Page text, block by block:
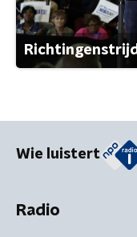
Wie luistert
Radio